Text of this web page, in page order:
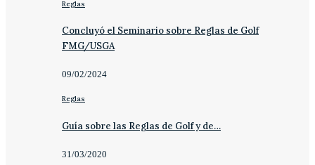
Reglas
Concluyó el Seminario sobre Reglas de Golf
FMG/USGA
09/02/2024
Reglas
Guía sobre las Reglas de Golf y de…
31/03/2020